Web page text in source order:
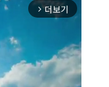
arrow_forward_ios 더보기